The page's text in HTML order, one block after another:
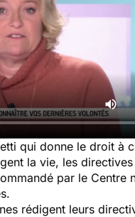
qui donne le droit à
la vie, les
par le
rédigent leurs